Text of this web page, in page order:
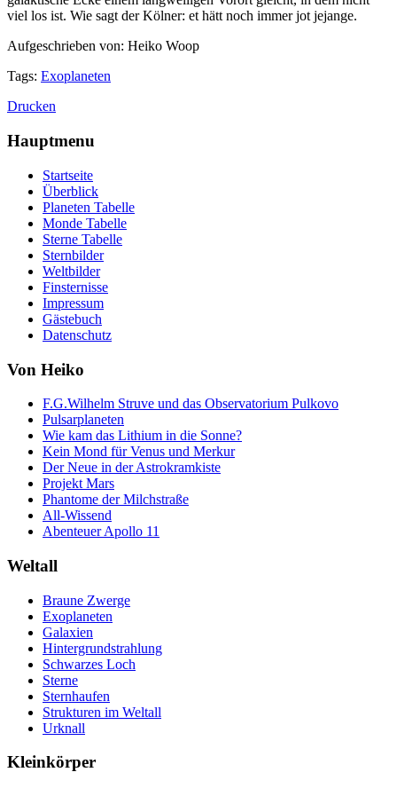
viel los ist. Wie sagt der Kölner: et hätt noch immer jot jejange.
Aufgeschrieben von: Heiko Woop
Tags: Exoplaneten
Drucken
Hauptmenu
Startseite
Überblick
Planeten Tabelle
Monde Tabelle
Sterne Tabelle
Sternbilder
Weltbilder
Finsternisse
Impressum
Gästebuch
Datenschutz
Von Heiko
F.G.Wilhelm Struve und das Observatorium Pulkovo
Pulsarplaneten
Wie kam das Lithium in die Sonne?
Kein Mond für Venus und Merkur
Der Neue in der Astrokramkiste
Projekt Mars
Phantome der Milchstraße
All-Wissend
Abenteuer Apollo 11
Weltall
Braune Zwerge
Exoplaneten
Galaxien
Hintergrundstrahlung
Schwarzes Loch
Sterne
Sternhaufen
Strukturen im Weltall
Urknall
Kleinkörper